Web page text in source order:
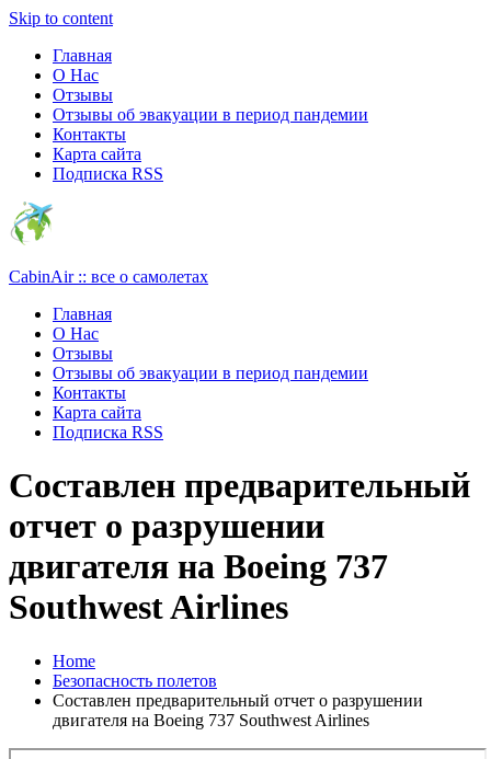
Skip to content
Главная
О Нас
Отзывы
Отзывы об эвакуации в период пандемии
Контакты
Карта сайта
Подписка RSS
CabinAir :: все о самолетах
Главная
О Нас
Отзывы
Отзывы об эвакуации в период пандемии
Контакты
Карта сайта
Подписка RSS
Составлен предварительный
отчет о разрушении
двигателя на Boeing 737
Southwest Airlines
Home
Безопасность полетов
Составлен предварительный отчет о разрушении
двигателя на Boeing 737 Southwest Airlines